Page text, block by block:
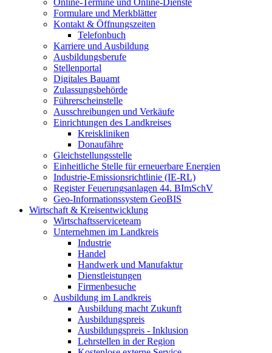
Online-Termine und Online-Dienste
Formulare und Merkblätter
Kontakt & Öffnungszeiten
Telefonbuch
Karriere und Ausbildung
Ausbildungsberufe
Stellenportal
Digitales Bauamt
Zulassungsbehörde
Führerscheinstelle
Ausschreibungen und Verkäufe
Einrichtungen des Landkreises
Kreiskliniken
Donaufähre
Gleichstellungsstelle
Einheitliche Stelle für erneuerbare Energien
Industrie-Emissionsrichtlinie (IE-RL)
Register Feuerungsanlagen 44. BImSchV
Geo-Informationssystem GeoBIS
Wirtschaft & Kreisentwicklung
Wirtschaftsserviceteam
Unternehmen im Landkreis
Industrie
Handel
Handwerk und Manufaktur
Dienstleistungen
Firmenbesuche
Ausbildung im Landkreis
Ausbildung macht Zukunft
Ausbildungspreis
Ausbildungspreis - Inklusion
Lehrstellen in der Region